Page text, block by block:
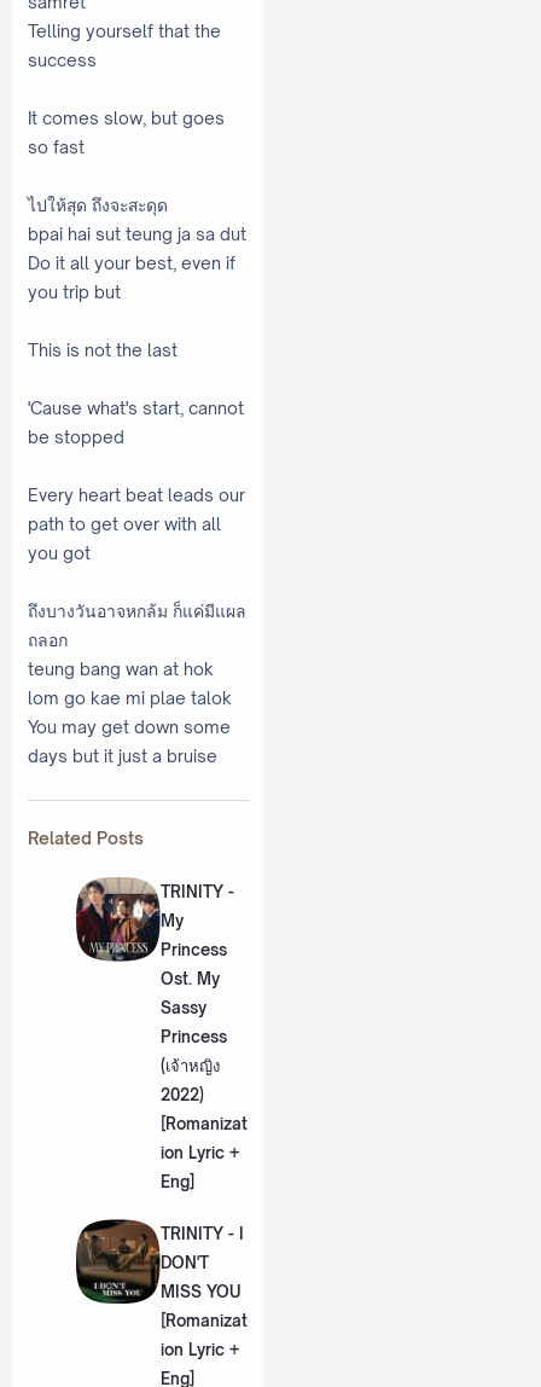
Telling yourself that the
success
It comes slow, but goes
so fast
ไปให้สุด ถึงจะสะดุด
bpai hai sut teung ja sa dut
Do it all your best, even if
you trip but
This is not the last
'Cause what's start, cannot
be stopped
Every heart beat leads our
path to get over with all
you got
ถึงบางวันอาจหกล้ม ก็แค่มีแผล
ถลอก
teung bang wan at hok
lom go kae mi plae talok
You may get down some
days but it just a bruise
Related Posts
TRINITY -
My
Princess
Ost. My
Sassy
Princess
(เจ้าหญิง
2022)
[Romanizat
ion Lyric +
Eng]
TRINITY - I
DON'T
MISS YOU
[Romanizat
ion Lyric +
Eng]